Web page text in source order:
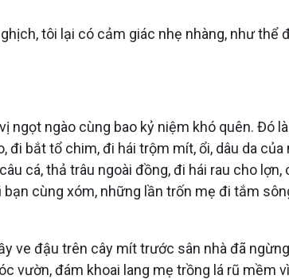
tôi lại có cảm giác nhẹ nhàng, như
ngọt ngào cùng bao kỷ niệm khó quên. Đó
đi bắt tổ chim, đi hái trộm mít, ổi, dâu da
cá, thả trâu ngoài đồng, đi hái rau cho
bạn cùng xóm, những lần trốn mẹ đi tắm
ve đậu trên cây mít trước sân nhà đã
vườn, đám khoai lang mẹ trồng lá rũ